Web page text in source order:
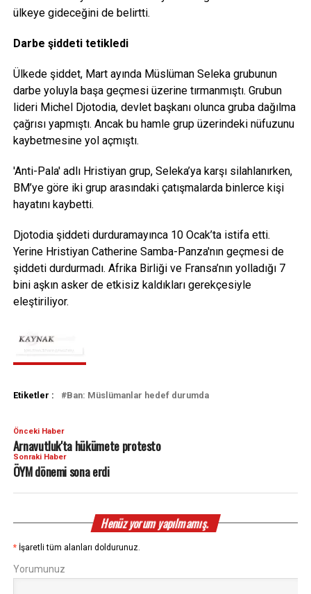
ülkeye gideceğini de belirtti.
Darbe şiddeti tetikledi
Ülkede şiddet, Mart ayında Müslüman Seleka grubunun
darbe yoluyla başa geçmesi üzerine tırmanmıştı. Grubun
lideri Michel Djotodia, devlet başkanı olunca gruba dağılma
çağrısı yapmıştı. Ancak bu hamle grup üzerindeki nüfuzunu
kaybetmesine yol açmıştı.
'Anti-Pala' adlı Hristiyan grup, Seleka’ya karşı silahlanırken,
BM’ye göre iki grup arasındaki çatışmalarda binlerce kişi
hayatını kaybetti.
Djotodia şiddeti durduramayınca 10 Ocak’ta istifa etti.
Yerine Hristiyan Catherine Samba-Panza'nın geçmesi de
şiddeti durdurmadı. Afrika Birliği ve Fransa’nın yolladığı 7
bini aşkın asker de etkisiz kaldıkları gerekçesiyle
eleştiriliyor.
Etiketler : Ban: Müslümanlar hedef durumda
Önceki Haber
Arnavutluk'ta hükümete protesto
Sonraki Haber
ÖYM dönemi sona erdi
Henüz yorum yapılmamış.
* İşaretli tüm alanları doldurunuz.
Yorumunuz